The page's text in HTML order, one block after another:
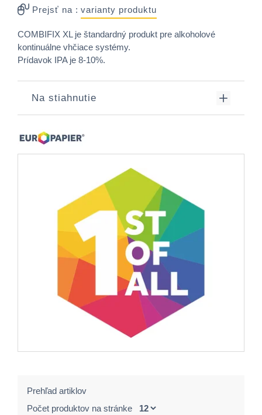
Prejsť na : varianty produktu
COMBIFIX XL je štandardný produkt pre alkoholové
kontinuálne vhčiace systémy.
Prídavok IPA je 8-10%.
Na stiahnutie
Prehľad artiklov
Počet produktov na stránke